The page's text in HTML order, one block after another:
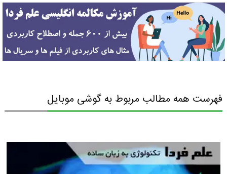
فهرست همه مطالب مربوط به گوشی موبایل